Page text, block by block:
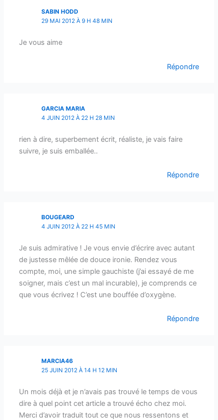
SABIN HODD
29 MAI 2012 À 9 H 48 MIN
Je vous aime
Répondre
GARCIA MARIA
4 JUIN 2012 À 22 H 28 MIN
rien à dire, superbement écrit, réaliste, je vais faire
suivre, je suis emballée..
Répondre
BOUGEARD
4 JUIN 2012 À 22 H 45 MIN
Je suis admirative ! Je vous envie d’écrire avec autant
de justesse mêlée de douce ironie. Rendez vous
compte, moi, une simple gauchiste (j’ai essayé de me
soigner, mais c’est un mal incurable), je comprends ce
que vous écrivez ! C’est une bouffée d’oxygène.
Répondre
MARCIA46
25 JUIN 2012 À 14 H 12 MIN
Un mois déjà et je n’avais pas trouvé le temps de vous
dire à quel point cet article a trouvé écho chez moi.
Merci d’avoir traduit tout ce que nous ressentons et